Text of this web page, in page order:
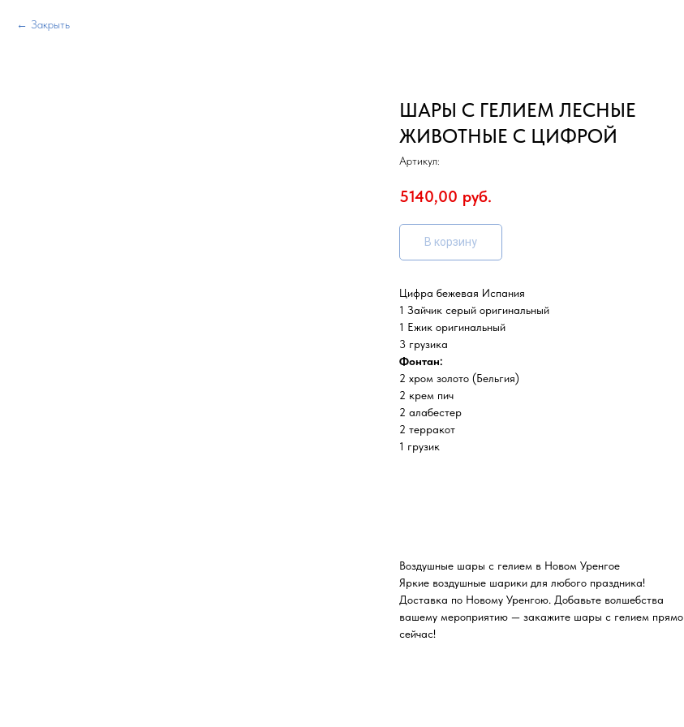
Закрыть
ШАРЫ С ГЕЛИЕМ ЛЕСНЫЕ
ЖИВОТНЫЕ С ЦИФРОЙ
Артикул:
5140,00 руб.
В корзину
Цифра бежевая Испания
1 Зайчик серый оригинальный
1 Ежик оригинальный
3 грузика
Фонтан:
2 хром золото (Бельгия)
2 крем пич
2 алабестер
2 терракот
1 грузик
Воздушные шары с гелием в Новом Уренгое
Яркие воздушные шарики для любого праздника!
Доставка по Новому Уренгою. Добавьте волшебства
вашему мероприятию — закажите шары с гелием прямо
сейчас!